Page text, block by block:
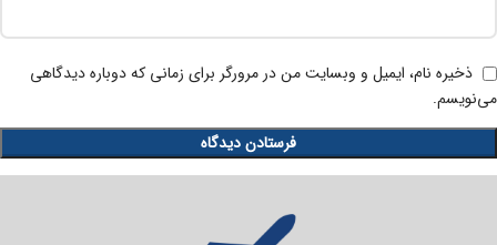
ذخیره نام، ایمیل و وبسایت من در مرورگر برای زمانی که دوباره دیدگاهی
می‌نویسم.